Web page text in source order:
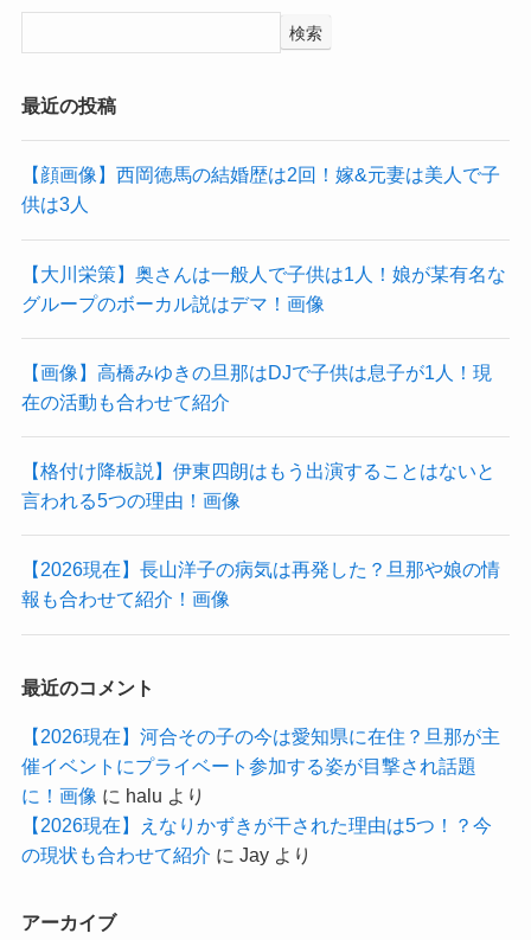
検索
最近の投稿
【顔画像】西岡徳馬の結婚歴は2回！嫁&元妻は美人で子
供は3人
【大川栄策】奥さんは一般人で子供は1人！娘が某有名な
グループのボーカル説はデマ！画像
【画像】高橋みゆきの旦那はDJで子供は息子が1人！現
在の活動も合わせて紹介
【格付け降板説】伊東四朗はもう出演することはないと
言われる5つの理由！画像
【2026現在】長山洋子の病気は再発した？旦那や娘の情
報も合わせて紹介！画像
最近のコメント
【2026現在】河合その子の今は愛知県に在住？旦那が主
催イベントにプライベート参加する姿が目撃され話題
に！画像 に halu より
【2026現在】えなりかずきが干された理由は5つ！？今
の現状も合わせて紹介 に Jayより
アーカイブ